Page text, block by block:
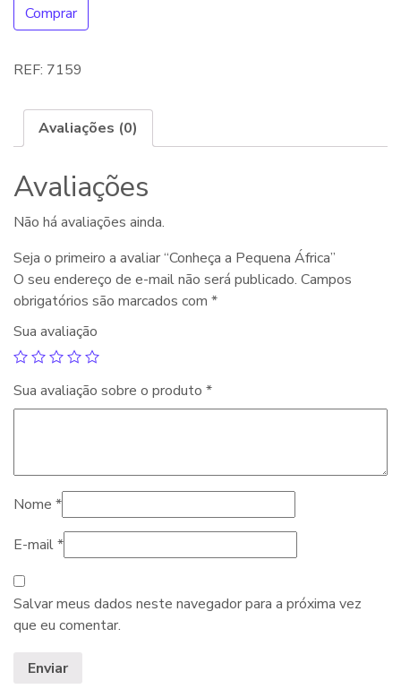
Comprar
REF: 7159
Avaliações (0)
Avaliações
Não há avaliações ainda.
Seja o primeiro a avaliar “Conheça a Pequena África”
O seu endereço de e-mail não será publicado. Campos
obrigatórios são marcados com *
Sua avaliação
Sua avaliação sobre o produto *
Nome *
E-mail*
Salvar meus dados neste navegador para a próxima vez
que eu comentar.